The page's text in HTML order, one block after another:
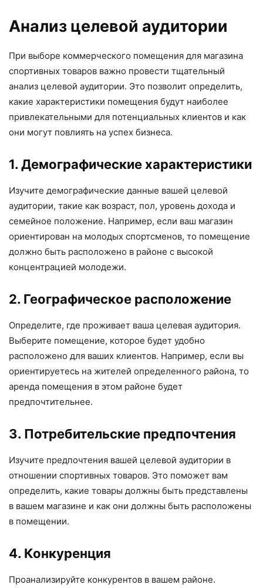
Анализ целевой аудитории
При выборе коммерческого помещения для магазина
спортивных товаров важно провести тщательный
анализ целевой аудитории. Это позволит определить,
какие характеристики помещения будут наиболее
привлекательными для потенциальных клиентов и как
они могут повлиять на успех бизнеса.
1. Демографические характеристики
Изучите демографические данные вашей целевой
аудитории, такие как возраст, пол, уровень дохода и
семейное положение. Например, если ваш магазин
ориентирован на молодых спортсменов, то помещение
должно быть расположено в районе с высокой
концентрацией молодежи.
2. Географическое расположение
Определите, где проживает ваша целевая аудитория.
Выберите помещение, которое будет удобно
расположено для ваших клиентов. Например, если вы
ориентируетесь на жителей определенного района, то
аренда помещения в этом районе будет
предпочтительнее.
3. Потребительские предпочтения
Изучите предпочтения вашей целевой аудитории в
отношении спортивных товаров. Это поможет вам
определить, какие товары должны быть представлены
в вашем магазине и как они должны быть расположены
в помещении.
4. Конкуренция
Проанализируйте конкурентов в вашем районе.